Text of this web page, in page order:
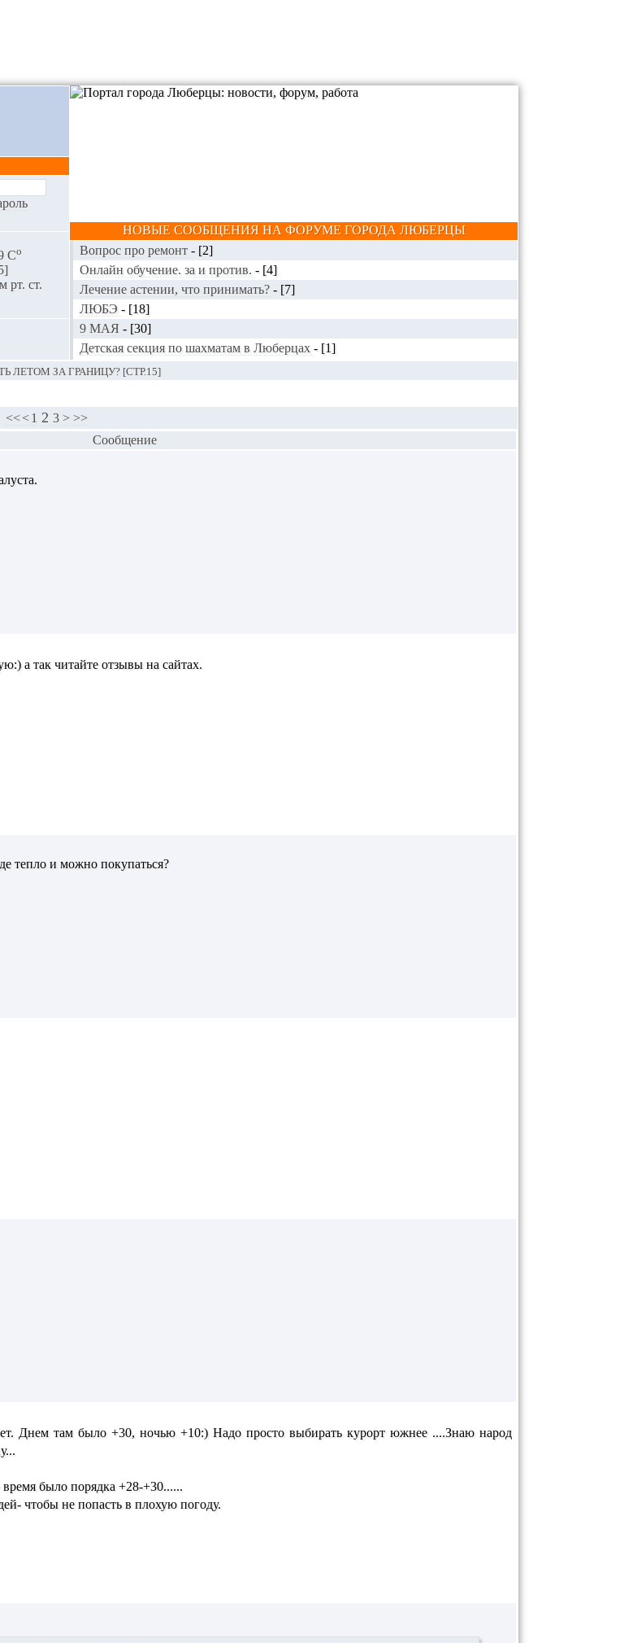
Сo
рт. ст.
НОВЫЕ СООБЩЕНИЯ НА ФОРУМЕ ГОРОДА ЛЮБЕРЦЫ
Вопрос про ремонт - [2]
Онлайн обучение. за и против. - [4]
Лечение астении, что принимать? - [7]
ЛЮБЭ - [18]
9 МАЯ - [30]
Детская секция по шахматам в Люберцах - [1]
ЛЕТОМ ЗА ГРАНИЦУ? [СТР.15]
<<<1 2 3 > >>
Сообщение
а так читайте отзывы на сайтах.
тепло и можно покупаться?
Днем там было +30, ночью +10:) Надо просто выбирать курорт южнее ....Знаю народ
было порядка +28-+30......
чтобы не попасть в плохую погоду.